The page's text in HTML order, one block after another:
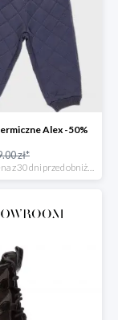
Alex -50%
zł*
*najniższa cena z 30 dni przed obniżką